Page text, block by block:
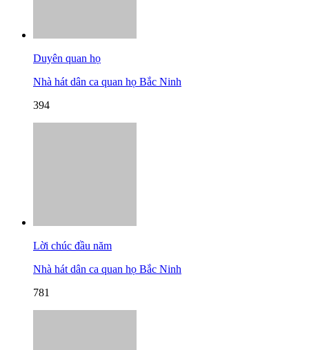
Duyên quan họ
Nhà hát dân ca quan họ Bắc Ninh
394
Lời chúc đầu năm
Nhà hát dân ca quan họ Bắc Ninh
781